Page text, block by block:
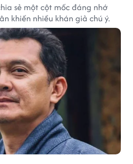
sẻ một cột mốc đáng nhớ
khiến nhiều khán giả chú ý.